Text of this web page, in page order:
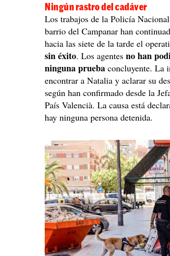
Ningún rastro del cadáver
Los trabajos de la Policía
barrio del Campanar han
hacia las siete de la tarde el
sin éxito. Los agentesno han
ninguna prueba concluyente. La
encontrar a Natalia y aclarar su
según han confirmado desde la
País Valencià. La causa está
hay ninguna persona detenida.